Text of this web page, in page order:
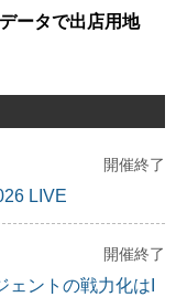
ータで出店用地
開催終了
LIVE
開催終了
ェントの戦力化はI